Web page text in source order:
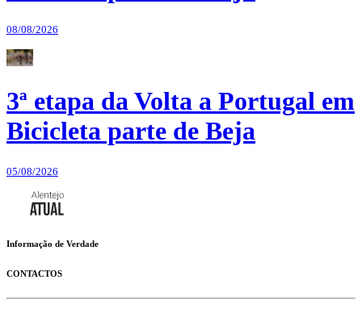
08/08/2026
3ª etapa da Volta a Portugal em
Bicicleta parte de Beja
05/08/2026
Informação de Verdade
CONTACTOS